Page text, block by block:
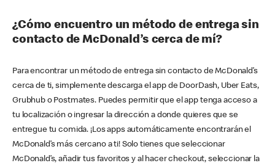
¿Cómo encuentro un método de entrega sin
contacto de McDonald’s cerca de mí?
Para encontrar un método de entrega sin contacto de McDonald’s
cerca de ti, simplemente descarga el app de DoorDash, Uber Eats,
Grubhub o Postmates. Puedes permitir que el app tenga acceso a
tu localización o ingresar la dirección a donde quieres que se
entregue tu comida. ¡Los apps automáticamente encontrarán el
McDonald’s más cercano a ti! Solo tienes que seleccionar
McDonald’s, añadir tus favoritos y al hacer checkout, seleccionar la